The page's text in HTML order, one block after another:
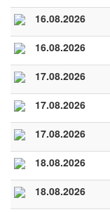
16.08.2026
16.08.2026
17.08.2026
17.08.2026
17.08.2026
18.08.2026
18.08.2026